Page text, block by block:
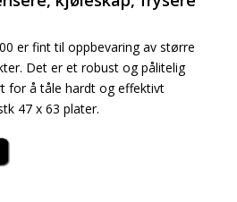
er fint til oppbevaring av større
Det er et robust og pålitelig
for å tåle hardt og effektivt
47 x 63 plater.